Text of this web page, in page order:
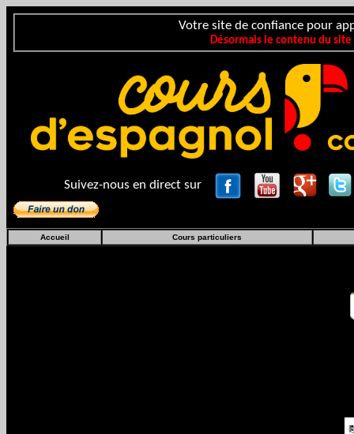
Votre site de confiance pour
Désormais le contenu du
Suivez-nous en direct sur
Accueil Cours particuliers